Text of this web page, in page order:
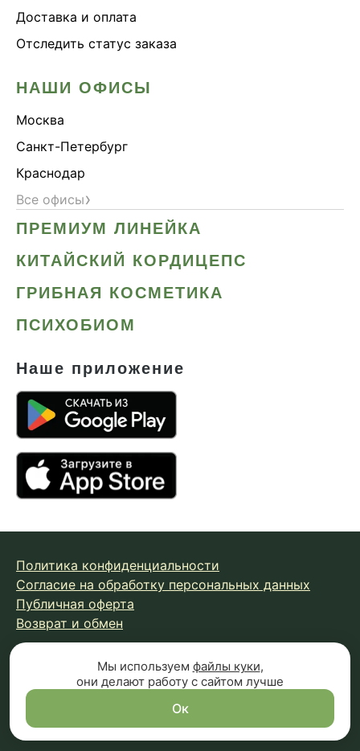
Доставка и оплата
Отследить статус заказа
НАШИ ОФИСЫ
Москва
Санкт-Петербург
Краснодар
Все офисы›
ПРЕМИУМ ЛИНЕЙКА
КИТАЙСКИЙ КОРДИЦЕПС
ГРИБНАЯ КОСМЕТИКА
ПСИХОБИОМ
Наше приложение
Политика конфиденциальности
Согласие на обработку персональных данных
Публичная оферта
Возврат и обмен
© 2026 Fungiline — зарегистрированная торговая марка.
Копирование материалов с сайта запрещено.
Вся информация на сайте носит справочный характер и
не является публичной офертой (п.2 ст.437 ГК РФ)
Мы используем файлы куки,
они делают работу с сайтом лучше
Ок